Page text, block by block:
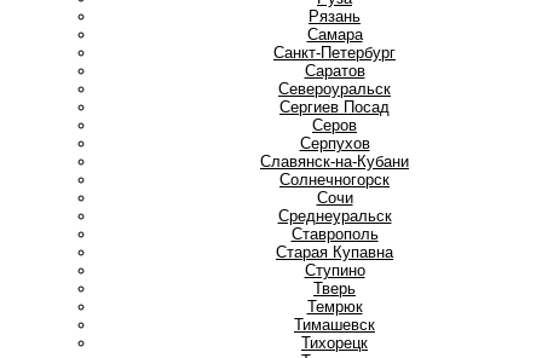
Рязань
Самара
Санкт-Петербург
Саратов
Североуральск
Сергиев Посад
Серов
Серпухов
Славянск-на-Кубани
Солнечногорск
Сочи
Среднеуральск
Ставрополь
Старая Купавна
Ступино
Тверь
Темрюк
Тимашевск
Тихорецк